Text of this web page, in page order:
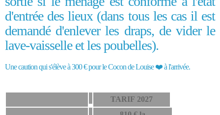
d'entrée des lieux (dans tous les cas il est
demandé d'enlever les draps, de vider le
lave-vaisselle et les poubelles).
Une caution qui s'élève à 300 € pour le Cocon de Louise ❤️ à l'arrivée.
TARIF 2027